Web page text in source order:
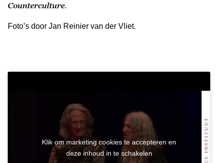
Counterculture.
Foto’s door Jan Reinier van der Vliet.
Klik om marketing cookies te accepteren en
deze inhoud in te schakelen